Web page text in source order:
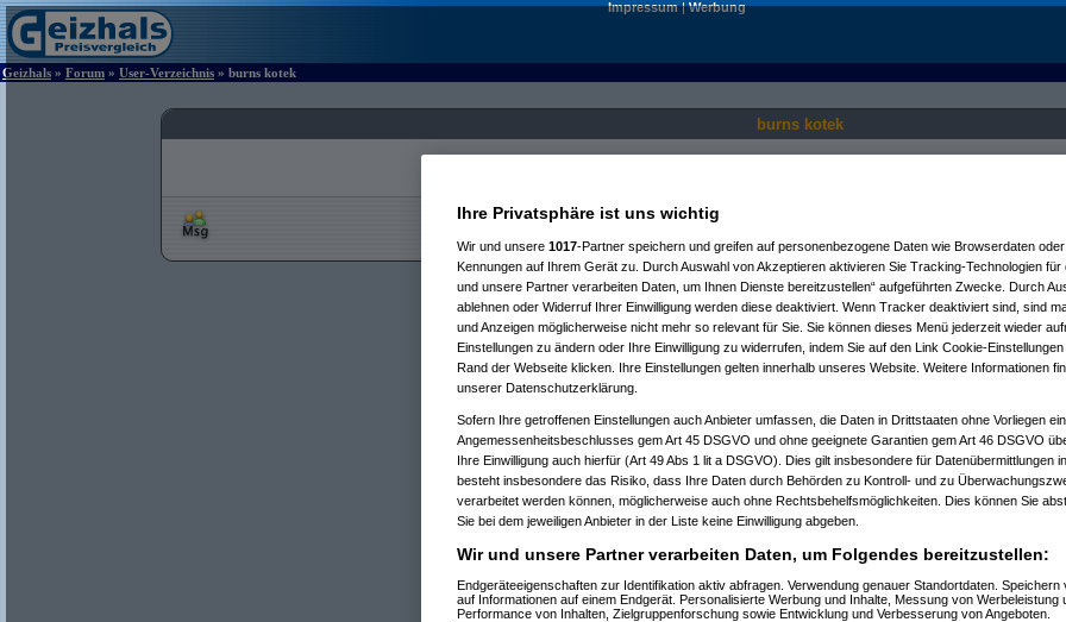
Impressum|Werbung
Geizhals » Forum » User-Verzeichnis » burns kotek
burns kotek
Ihre Privatsphäre ist uns wichtig
Wir und unsere 1017-Partner speichern und greifen auf personenbezogene Daten wie Browserdaten
Kennungen auf Ihrem Gerät zu. Durch Auswahl von Akzeptieren aktivieren Sie Tracking-Technologien für
und unsere Partner verarbeiten Daten, um Ihnen Dienste bereitzustellen“ aufgeführten Zwecke. Durch
ablehnen oder Widerruf Ihrer Einwilligung werden diese deaktiviert. Wenn Tracker deaktiviert sind, sind
und Anzeigen möglicherweise nicht mehr so relevant für Sie. Sie können dieses Menü jederzeit wieder
Einstellungen zu ändern oder Ihre Einwilligung zu widerrufen, indem Sie auf den Link Cookie-
Rand der Webseite klicken. Ihre Einstellungen gelten innerhalb unseres Website. Weitere Informationen
unserer Datenschutzerklärung.
Sofern Ihre getroffenen Einstellungen auch Anbieter umfassen, die Daten in Drittstaaten ohne Vorliegen
Angemessenheitsbeschlusses gem Art 45 DSGVO und ohne geeignete Garantien gem Art 46 DSGVO
Ihre Einwilligung auch hierfür (Art 49 Abs 1 lit a DSGVO). Dies gilt insbesondere für Datenübermittlungen
besteht insbesondere das Risiko, dass Ihre Daten durch Behörden zu Kontroll- und zu
verarbeitet werden können, möglicherweise auch ohne Rechtsbehelfsmöglichkeiten. Dies können Sie
Sie bei dem jeweiligen Anbieter in der Liste keine Einwilligung abgeben.
Wir und unsere Partner verarbeiten Daten, um Folgendes bereitzustellen:
Endgeräteeigenschaften zur Identifikation aktiv abfragen. Verwendung genauer Standortdaten. Speichern
auf Informationen auf einem Endgerät. Personalisierte Werbung und Inhalte, Messung von Werbeleistung
Performance von Inhalten, Zielgruppenforschung sowie Entwicklung und Verbesserung von Angeboten.